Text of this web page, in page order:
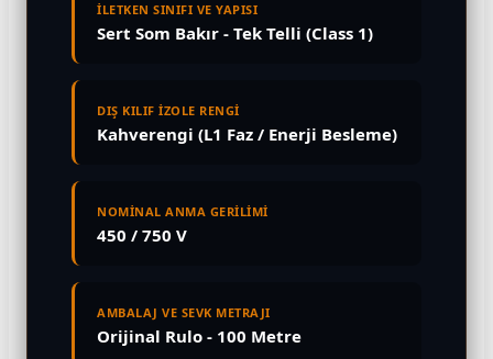
İLETKEN SINIFI VE YAPISI
Sert Som Bakır - Tek Telli (Class 1)
DIŞ KILIF İZOLE RENGİ
Kahverengi (L1 Faz / Enerji Besleme)
NOMİNAL ANMA GERİLİMİ
450 / 750 V
AMBALAJ VE SEVK METRAJI
Orijinal Rulo - 100 Metre